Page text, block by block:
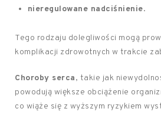
nieregulowane nadciśnienie.
Tego rodzaju dolegliwości mogą
komplikacji zdrowotnych w trakcie
Choroby serca, takie jak
powodują większe obciążenie
co wiąże się z wyższym ryzykiem